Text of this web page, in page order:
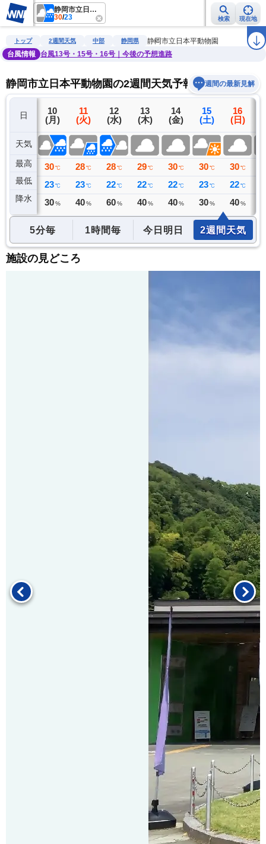
静岡市立日本平動物園
30/23 検索 現在地
雨雲レーダー 台風情報 地震情報 警報・注意報 2週間天気 ラ
トップ 2週間天気 中部 静岡県
静岡市立日本平動物園
台風情報
台風13号・15号・16号｜今後の予想進路
静岡市立日本平動物園の2週間天気予報 週間の最新見解
日
天気
最高
最低
降水
9
(日)
31 ℃
24 ℃
9 ミリ
10
(月)
30 ℃
23 ℃
30 %
11
(火)
28 ℃
23 ℃
40 %
12
(水)
28 ℃
22 ℃
60 %
13
(木)
29 ℃
22 ℃
40 %
14
(金)
30 ℃
22 ℃
40 %
15
(土)
30 ℃
23 ℃
30 %
16
(日)
30 ℃
22 ℃
40 %
5分毎 1時間毎 今日明日 2週間天気
施設の見どころ